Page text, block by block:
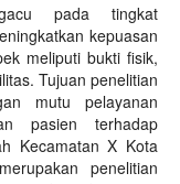
pada tingkat
kepuasan
meliputi bukti fisik,
Tujuan penelitian
mutu pelayanan
pasien terhadap
Kecamatan X Kota
penelitian